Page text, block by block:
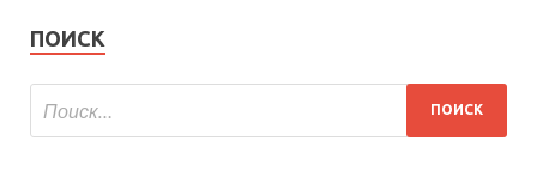
ПОИСК